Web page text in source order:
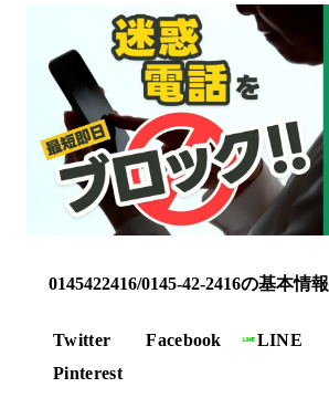
0145422416/0145-42-2416の基本情報
Twitter Facebook LINE
Pinterest